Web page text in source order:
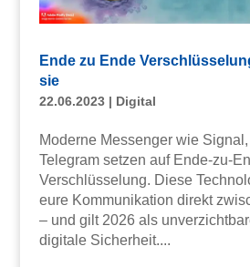
Ende zu Ende
sie
22.06.2023| Digital
Moderne Messenger wie
Telegram setzen auf Ende-zu-
Verschlüsselung. Diese
eure Kommunikation direkt
– und gilt 2026 als
digitale Sicherheit....